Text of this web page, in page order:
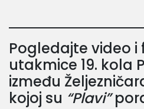
Pogledajte video i
utakmice 19. kola
između
kojoj su “Plavi”